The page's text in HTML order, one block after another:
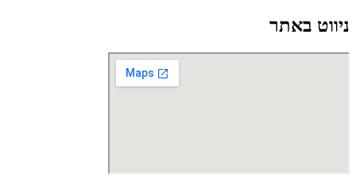
ניווט באתר